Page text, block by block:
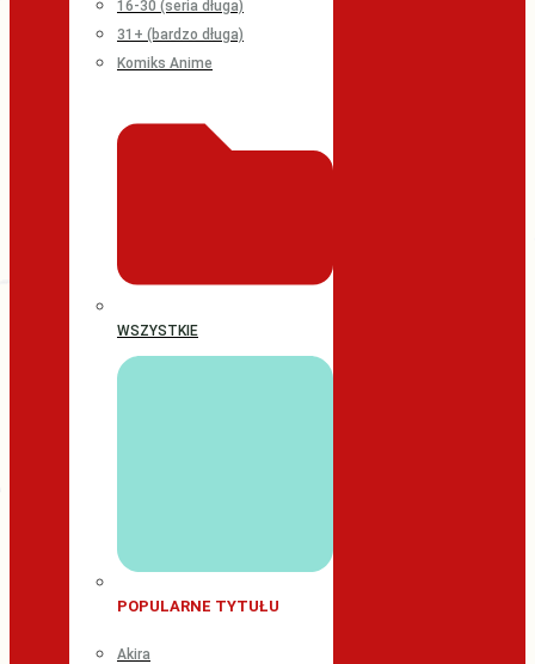
16-30 (seria długa)
31+ (bardzo długa)
Komiks Anime
WSZYSTKIE
POPULARNE TYTUŁU
Akira